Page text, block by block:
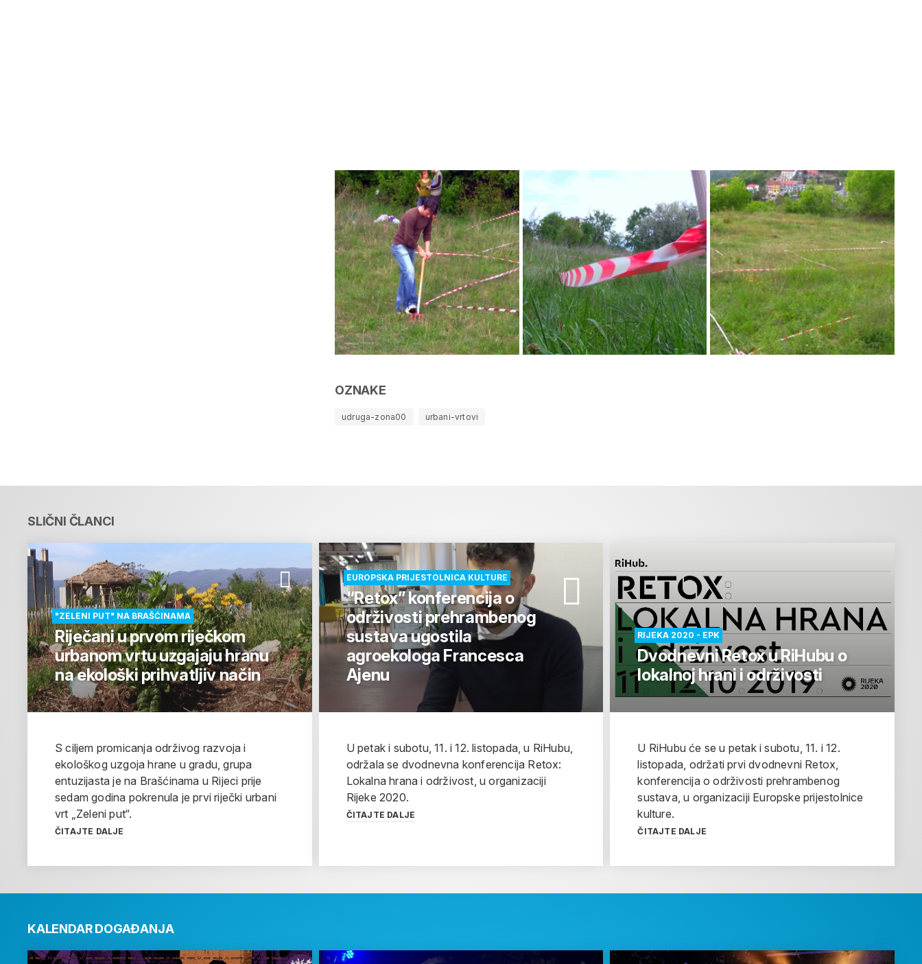
OZNAKE
udruga-zona00 urbani-vrtovi
SLIČNI ČLANCI
"ZELENI PUT" NA BRAŠĆINAMA
Riječani u prvom riječkom
urbanom vrtu uzgajaju hranu
na ekološki prihvatljiv način
S ciljem promicanja održivog razvoja i
ekološkog uzgoja hrane u gradu, grupa
entuzijasta je na Brašćinama u Rijeci prije
sedam godina pokrenula je prvi riječki urbani
vrt „Zeleni put“.
ČITAJTE DALJE
EUROPSKA PRIJESTOLNICA KULTURE
“Retox” konferencija o
održivosti prehrambenog
sustava ugostila
agroekologa Francesca
Ajenu
U petak i subotu, 11. i 12. listopada, u RiHubu,
održala se dvodnevna konferencija Retox:
Lokalna hrana i održivost, u organizaciji
Rijeke 2020.
ČITAJTE DALJE
RIJEKA 2020 - EPK
Dvodnevni Retox u RiHubu o
lokalnoj hrani i održivosti
U RiHubu će se u petak i subotu, 11. i 12.
listopada, održati prvi dvodnevni Retox,
konferencija o održivosti prehrambenog
sustava, u organizaciji Europske prijestolnice
kulture.
ČITAJTE DALJE
KALENDAR DOGAĐANJA